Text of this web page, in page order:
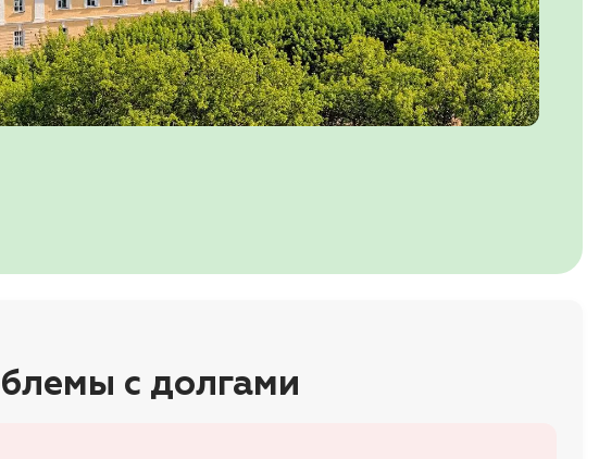
с долгами